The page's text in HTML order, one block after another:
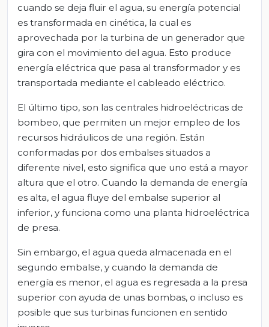
cuando se deja fluir el agua, su energía potencial
es transformada en cinética, la cual es
aprovechada por la turbina de un generador que
gira con el movimiento del agua. Esto produce
energía eléctrica que pasa al transformador y es
transportada mediante el cableado eléctrico.
El último tipo, son las centrales hidroeléctricas de
bombeo, que permiten un mejor empleo de los
recursos hidráulicos de una región. Están
conformadas por dos embalses situados a
diferente nivel, esto significa que uno está a mayor
altura que el otro. Cuando la demanda de energía
es alta, el agua fluye del embalse superior al
inferior, y funciona como una planta hidroeléctrica
de presa.
Sin embargo, el agua queda almacenada en el
segundo embalse, y cuando la demanda de
energía es menor, el agua es regresada a la presa
superior con ayuda de unas bombas, o incluso es
posible que sus turbinas funcionen en sentido